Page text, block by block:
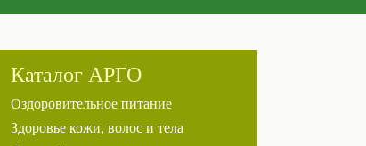
Каталог АРГО
Оздоровительное питание
Здоровье кожи, волос и тела